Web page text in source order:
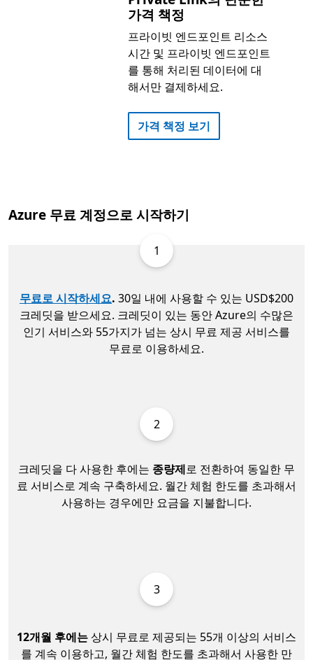
가격 책정
프라이빗 엔드포인트 리소스
시간 및 프라이빗 엔드포인트
를 통해 처리된 데이터에 대
해서만 결제하세요.
가격 책정 보기
Azure 무료 계정으로 시작하기
1
무료로 시작하세요. 30일 내에 사용할 수 있는 USD$200
크레딧을 받으세요. 크레딧이 있는 동안 Azure의 수많은
인기 서비스와 55가지가 넘는 상시 무료 제공 서비스를
무료로 이용하세요.
2
크레딧을 다 사용한 후에는 종량제로 전환하여 동일한 무
료 서비스로 계속 구축하세요. 월간 체험 한도를 초과해서
사용하는 경우에만 요금을 지불합니다.
3
12개월 후에는상시 무료로 제공되는 55개 이상의 서비스
를 계속 이용하고, 월간 체험 한도를 초과해서 사용한 만